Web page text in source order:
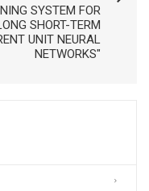
SYSTEM FOR
SHORT-TERM
UNIT NEURAL
NETWORKS"